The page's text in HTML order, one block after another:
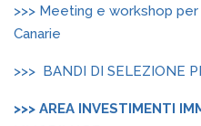
>>> Meeting e workshop
Canarie
>>> BANDI DI SELEZIONE
>>> AREA INVESTIMENTI